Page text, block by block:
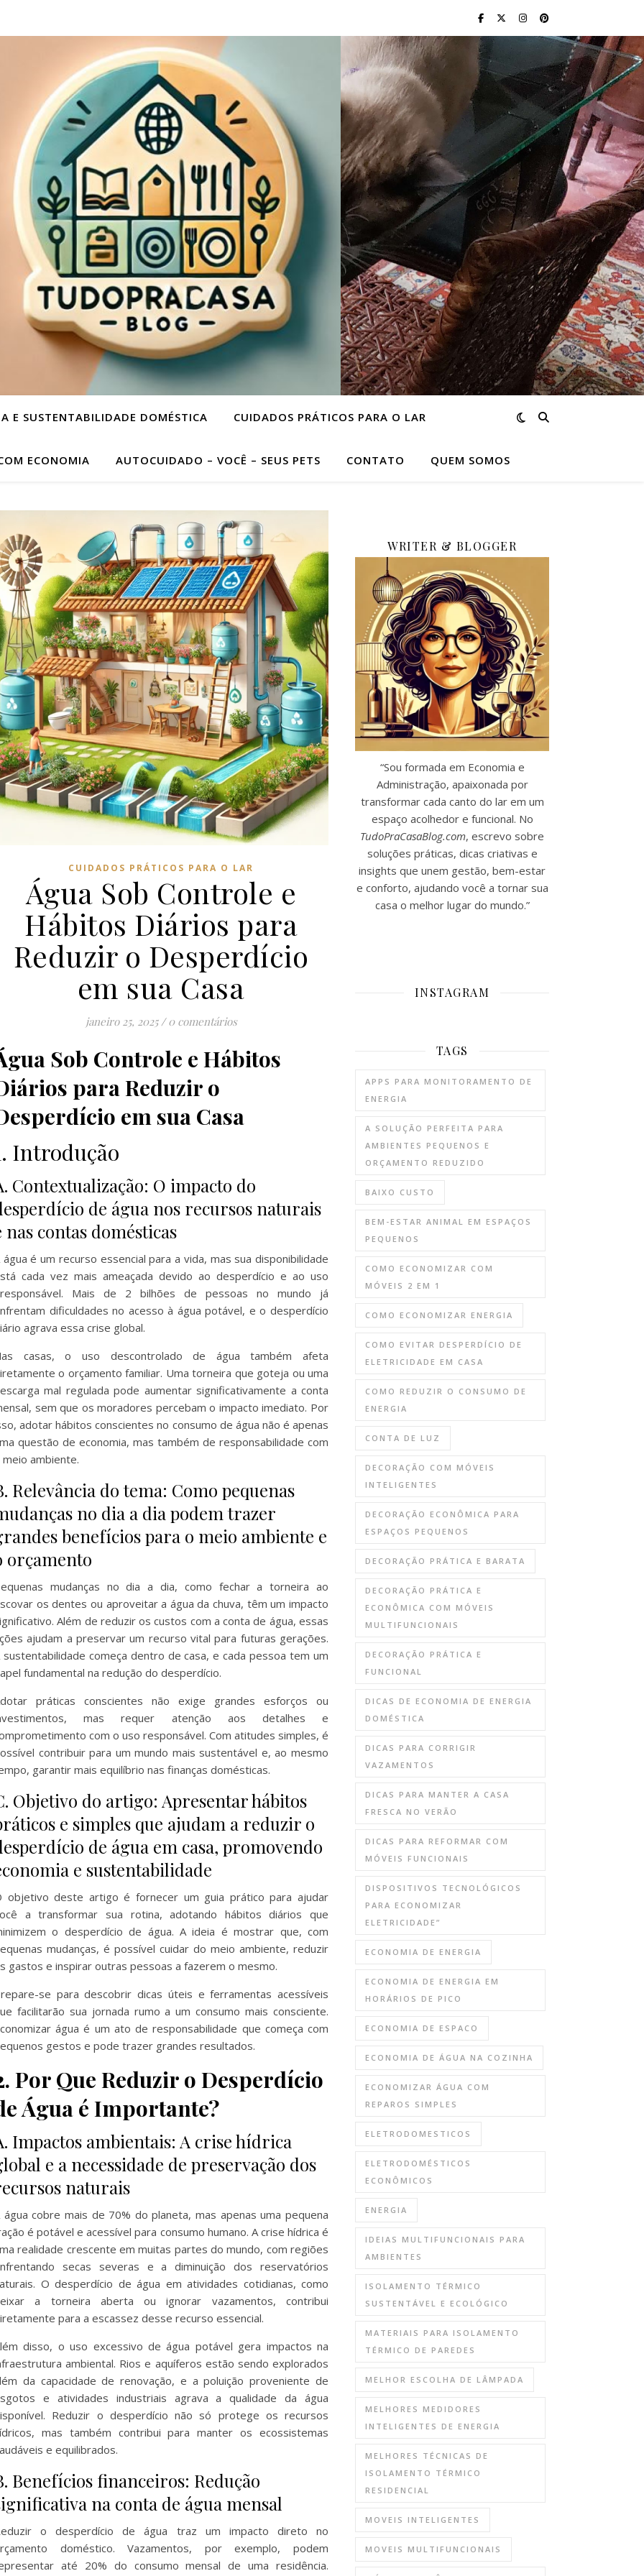
E SUSTENTABILIDADE DOMÉSTICA CUIDADOS PRÁTICOS PARA O LAR
ECONOMIA AUTOCUIDADO – VOCÊ – SEUS PETS CONTATO QUEM SOMOS
CUIDADOS PRÁTICOS PARA O LAR
Água Sob Controle e
Hábitos Diários para
Reduzir o Desperdício
em sua Casa
janeiro 25, 2025 / 0 comentários
Sob Controle e Hábitos
para Reduzir o
em sua Casa
Introdução
Contextualização: O impacto do
de água nos recursos naturais
nas contas domésticas
água é um recurso essencial para a vida, mas sua disponibilidade
cada vez mais ameaçada devido ao desperdício e ao uso
Mais de 2 bilhões de pessoas no mundo já
dificuldades no acesso à água potável, e o desperdício
agrava essa crise global.
casas, o uso descontrolado de água também afeta
o orçamento familiar. Uma torneira que goteja ou uma
mal regulada pode aumentar significativamente a conta
sem que os moradores percebam o impacto imediato. Por
adotar hábitos conscientes no consumo de água não é apenas
questão de economia, mas também de responsabilidade com
meio ambiente.
Relevância do tema: Como pequenas
no dia a dia podem trazer
benefícios para o meio ambiente e
orçamento
mudanças no dia a dia, como fechar a torneira ao
os dentes ou aproveitar a água da chuva, têm um impacto
Além de reduzir os custos com a conta de água, essas
ajudam a preservar um recurso vital para futuras gerações.
sustentabilidade começa dentro de casa, e cada pessoa tem um
fundamental na redução do desperdício.
práticas conscientes não exige grandes esforços ou
mas requer atenção aos detalhes e
com o uso responsável. Com atitudes simples, é
contribuir para um mundo mais sustentável e, ao mesmo
garantir mais equilíbrio nas finanças domésticas.
Objetivo do artigo: Apresentar hábitos
e simples que ajudam a reduzir o
de água em casa, promovendo
e sustentabilidade
objetivo deste artigo é fornecer um guia prático para ajudar
a transformar sua rotina, adotando hábitos diários que
o desperdício de água. A ideia é mostrar que, com
mudanças, é possível cuidar do meio ambiente, reduzir
gastos e inspirar outras pessoas a fazerem o mesmo.
se para descobrir dicas úteis e ferramentas acessíveis
facilitarão sua jornada rumo a um consumo mais consciente.
água é um ato de responsabilidade que começa com
gestos e pode trazer grandes resultados.
Por Que Reduzir o Desperdício
Água é Importante?
Impactos ambientais: A crise hídrica
e a necessidade de preservação dos
naturais
água cobre mais de 70% do planeta, mas apenas uma pequena
é potável e acessível para consumo humano. A crise hídrica é
realidade crescente em muitas partes do mundo, com regiões
secas severas e a diminuição dos reservatórios
O desperdício de água em atividades cotidianas, como
a torneira aberta ou ignorar vazamentos, contribui
para a escassez desse recurso essencial.
disso, o uso excessivo de água potável gera impactos na
ambiental. Rios e aquíferos estão sendo explorados
da capacidade de renovação, e a poluição proveniente de
e atividades industriais agrava a qualidade da água
Reduzir o desperdício não só protege os recursos
mas também contribui para manter os ecossistemas
e equilibrados.
Benefícios financeiros: Redução
na conta de água mensal
o desperdício de água traz um impacto direto no
doméstico. Vazamentos, por exemplo, podem
até 20% do consumo mensal de uma residência.
WRITER & BLOGGER
“Sou formada em Economia e
Administração, apaixonada por
transformar cada canto do lar em um
espaço acolhedor e funcional. No
TudoPraCasaBlog.com, escrevo sobre
soluções práticas, dicas criativas e
insights que unem gestão, bem-estar
e conforto, ajudando você a tornar sua
casa o melhor lugar do mundo.”
INSTAGRAM
TAGS
APPS PARA MONITORAMENTO DE
ENERGIA
A SOLUÇÃO PERFEITA PARA
AMBIENTES PEQUENOS E
ORÇAMENTO REDUZIDO
BAIXO CUSTO
BEM-ESTAR ANIMAL EM ESPAÇOS
PEQUENOS
COMO ECONOMIZAR COM
MÓVEIS 2 EM 1
COMO ECONOMIZAR ENERGIA
COMO EVITAR DESPERDÍCIO DE
ELETRICIDADE EM CASA
COMO REDUZIR O CONSUMO DE
ENERGIA
CONTA DE LUZ
DECORAÇÃO COM MÓVEIS
INTELIGENTES
DECORAÇÃO ECONÔMICA PARA
ESPAÇOS PEQUENOS
DECORAÇÃO PRÁTICA E BARATA
DECORAÇÃO PRÁTICA E
ECONÔMICA COM MÓVEIS
MULTIFUNCIONAIS
DECORAÇÃO PRÁTICA E
FUNCIONAL
DICAS DE ECONOMIA DE ENERGIA
DOMÉSTICA
DICAS PARA CORRIGIR
VAZAMENTOS
DICAS PARA MANTER A CASA
FRESCA NO VERÃO
DICAS PARA REFORMAR COM
MÓVEIS FUNCIONAIS
DISPOSITIVOS TECNOLÓGICOS
PARA ECONOMIZAR
ELETRICIDADE”
ECONOMIA DE ENERGIA
ECONOMIA DE ENERGIA EM
HORÁRIOS DE PICO
ECONOMIA DE ESPACO
ECONOMIA DE ÁGUA NA COZINHA
ECONOMIZAR ÁGUA COM
REPAROS SIMPLES
ELETRODOMESTICOS
ELETRODOMÉSTICOS
ECONÔMICOS
ENERGIA
IDEIAS MULTIFUNCIONAIS PARA
AMBIENTES
ISOLAMENTO TÉRMICO
SUSTENTÁVEL E ECOLÓGICO
MATERIAIS PARA ISOLAMENTO
TÉRMICO DE PAREDES
MELHOR ESCOLHA DE LÂMPADA
MELHORES MEDIDORES
INTELIGENTES DE ENERGIA
MELHORES TÉCNICAS DE
ISOLAMENTO TÉRMICO
RESIDENCIAL
MOVEIS INTELIGENTES
MOVEIS MULTIFUNCIONAIS